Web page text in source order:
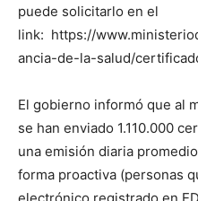
puede solicitarlo en el
link: https://
ancia-de-la-salud/
El gobierno informó que al
se han enviado 1.110.000
una emisión diaria
forma proactiva (personas
electrónico registrado en